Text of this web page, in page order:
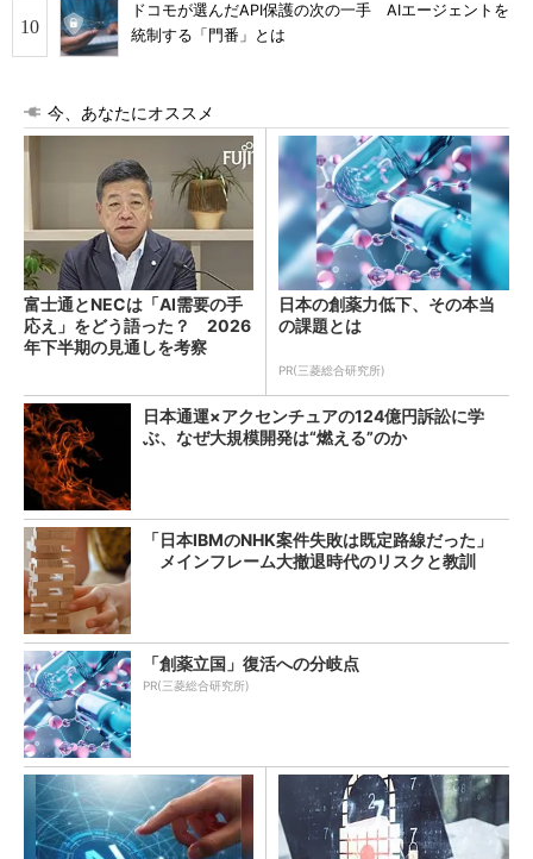
ドコモが選んだAPI保護の次の一手 AIエージェントを
統制する「門番」とは
今、あなたにオススメ
富士通とNECは「AI需要の手
応え」をどう語った？ 2026
年下半期の見通しを考察
日本の創薬力低下、その本当
の課題とは
PR(三菱総合研究所)
日本通運×アクセンチュアの124億円訴訟に学
ぶ、なぜ大規模開発は“燃える”のか
「日本IBMのNHK案件失敗は既定路線だった」
メインフレーム大撤退時代のリスクと教訓
「創薬立国」復活への分岐点
PR(三菱総合研究所)